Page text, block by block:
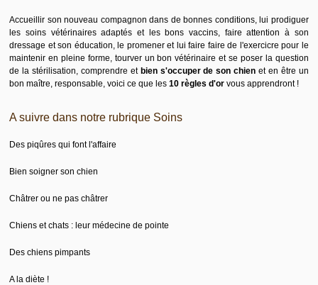
Accueillir son nouveau compagnon dans de bonnes conditions, lui prodiguer
les soins vétérinaires adaptés et les bons vaccins, faire attention à son
dressage et son éducation, le promener et lui faire faire de l'exercicre pour le
maintenir en pleine forme, tourver un bon vétérinaire et se poser la question
de la stérilisation, comprendre et bien s'occuper de son chien et en être un
bon maître, responsable, voici ce que les10 règles d'orvous apprendront !
A suivre dans notre rubrique Soins
Des piqûres qui font l'affaire
Bien soigner son chien
Châtrer ou ne pas châtrer
Chiens et chats : leur médecine de pointe
Des chiens pimpants
A la diète !